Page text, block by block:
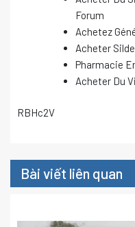
Forum
Achetez
Acheter
Pharmacie
Acheter Du
RBHc2V
Bài viết liên quan